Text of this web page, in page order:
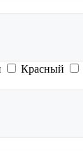
Красный